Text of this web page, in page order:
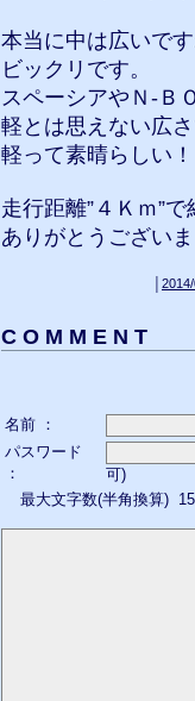
本当に中は広いで
ビックリです。
スペーシアやＮ-Ｂ
軽とは思えない広さ
軽って素晴らしい！
走行距離”４Ｋｍ”
ありがとうございま
C O M M E N T
名前 ：
パスワード
：
可)
最大文字数(半角換算) 15